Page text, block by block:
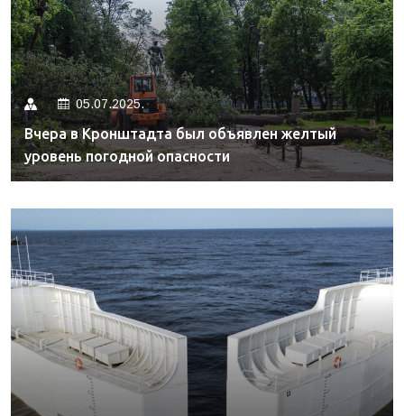
05.07.2025.
Вчера в Кронштадта был объявлен желтый
уровень погодной опасности